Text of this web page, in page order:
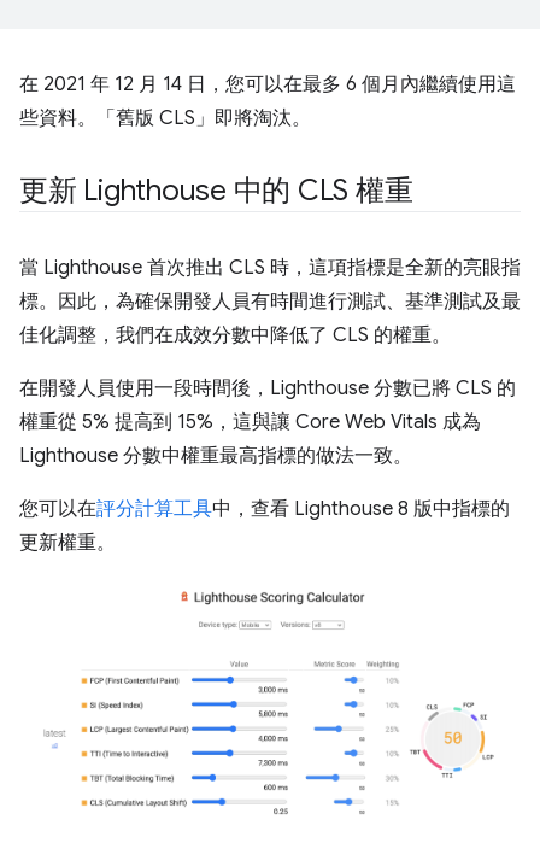
在 2021 年 12 月 14 日，您可以在最多 6 個月內繼續使用這
些資料。「舊版 CLS」即將淘汰。
更新 Lighthouse 中的 CLS 權重
當 Lighthouse 首次推出 CLS 時，這項指標是全新的亮眼指
標。因此，為確保開發人員有時間進行測試、基準測試及最
佳化調整，我們在成效分數中降低了 CLS 的權重。
在開發人員使用一段時間後，Lighthouse 分數已將 CLS 的
權重從 5% 提高到 15%，這與讓 Core Web Vitals 成為
Lighthouse 分數中權重最高指標的做法一致。
您可以在評分計算工具中，查看 Lighthouse 8 版中指標的
更新權重。